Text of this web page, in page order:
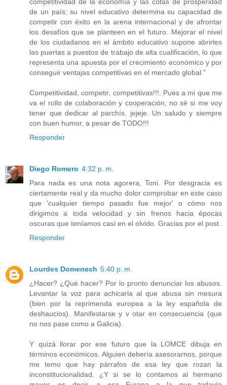
de un país; su nivel educativo determina su capacidad de
competir con éxito en la arena internacional y de afrontar
los desafíos que se planteen en el futuro. Mejorar el nivel
de los ciudadanos en el ámbito educativo supone abrirles
las puertas a puestos de trabajo de alta cualificación, lo que
representa una apuesta por el crecimiento económico y por
conseguir ventajas competitivas en el mercado global.”
Competitividad, competir, competitivas!!!. Pues a mi que me
va el rollo de colaboración y cooperación, no sé si me voy
tener que dedicar al parchís, jejeje. Un saludo y siempre
con buen humor, a pesar de TODO!!!
Responder
Diego Romero 4:32 p. m.
Para nada es una nota agorera, Toni. Por desgracia es
ciertamente real y da mucho dolor comprobar en este caso
que 'cualquier tiempo pasado fue mejor' o cómo nos
dirigimos a toda velocidad y sin frenos hacia épocas
oscuras que teníamos casi en el olvido. Gracias por el post.
Responder
Lourdes Domenech 5:40 p. m.
¿Hacer? ¿Qué hacer? Por lo pronto denunciar los abusos.
Levantar la voz para achicarla al que abusa sin mesura
(bien por la reprimenda europea a la ley española de
deshaucios). Manifestarse y v otar en consecuencia (que
no nos pase como a Galicia).
Y quizá llorar por ese futuro que la LOMCE dibuja en
términos económicos. Alguien debería asesorarnos, porque
me temo que hay párrafos de esa ley que rozan la
inconstitucionalidad. ¿Y si se lo contamos al hermano